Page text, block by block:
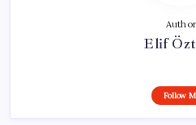
Author
Elif
Follow